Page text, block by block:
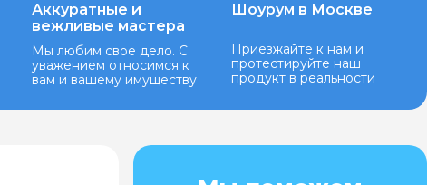
Аккуратные и
вежливые мастера
Мы любим свое дело. С
уважением относимся к
вам и вашему имуществу
Шоурум в Москве
Приезжайте к нам и
протестируйте наш
продукт в реальности